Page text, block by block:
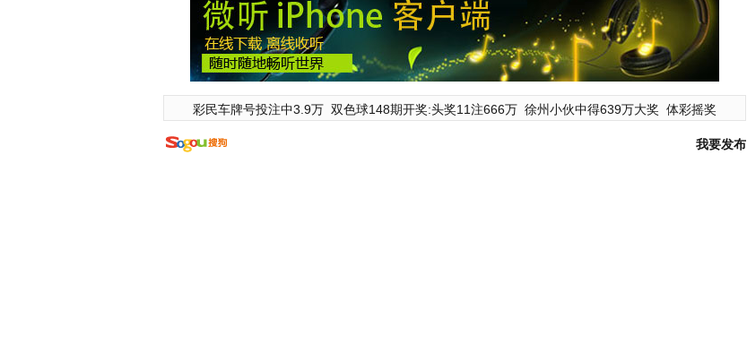
彩民车牌号投注中3.9万 双色球148期开奖:头奖11注666万 徐州小伙中得639万大奖 体彩摇奖
我要发布